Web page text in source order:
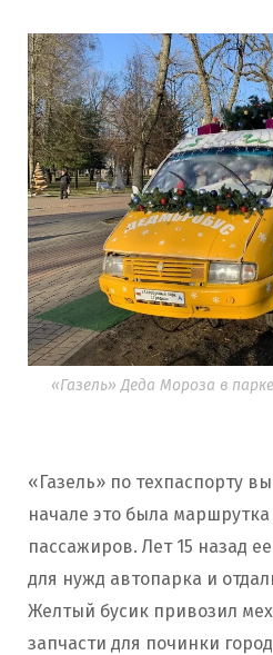
«Газель» Деда Мороза в
«Газель» по техпаспорту
начале это была
пассажиров. Лет 15 назад
для нужд автопарка и
Желтый бусик привозил
запчасти для починки